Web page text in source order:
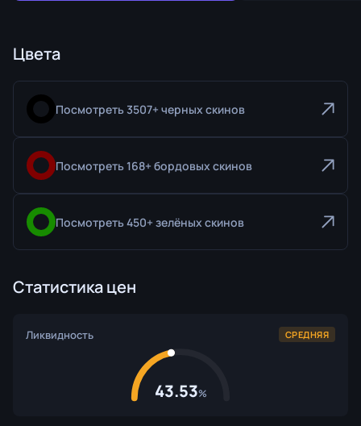
Цвета
Посмотреть 3507+ черных скинов
Посмотреть 168+ бордовых скинов
Посмотреть 450+ зелёных скинов
Статистика цен
Ликвидность СРЕДНЯЯ
43.53%